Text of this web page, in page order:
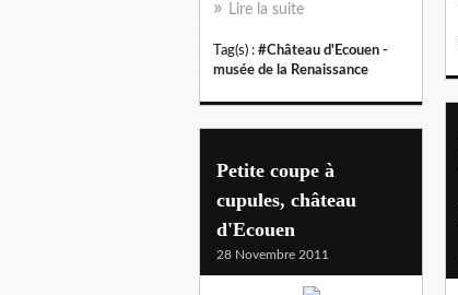
Lire la suite
Tag(s) : #Château d'Ecouen -
musée de la Renaissance
Petite coupe à
cupules, château
d'Ecouen
28 Novembre 2011